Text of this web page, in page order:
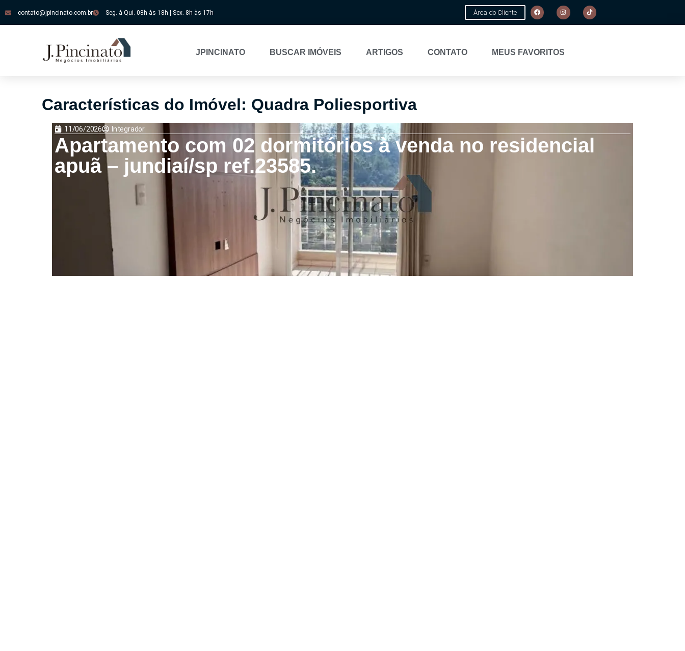
contato@jpincinato.com.br Seg. à Qui. 08h às 18h | Sex. 8h às 17h Área do Cliente
JPINCINATO BUSCAR IMÓVEIS ARTIGOS CONTATO MEUS FAVORITOS
Características do Imóvel: Quadra Poliesportiva
11/06/2026 Integrador
Apartamento com 02 dormitórios à venda no residencial
apuã – jundiaí/sp ref.23585.